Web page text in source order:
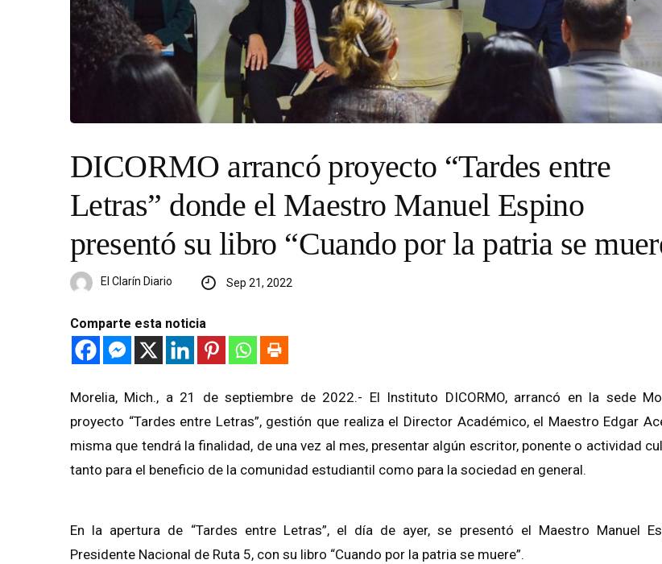
DICORMO arrancó proyecto “Tardes entre
Letras” donde el Maestro Manuel Espino
presentó su libro “Cuando por la patria se
El Clarín Diario Sep 21, 2022
Comparte esta noticia
Morelia, Mich., a 21 de septiembre de 2022.- El Instituto DICORMO, arrancó en la sede
proyecto “Tardes entre Letras”, gestión que realiza el Director Académico, el Maestro Edgar
misma que tendrá la finalidad, de una vez al mes, presentar algún escritor, ponente o actividad
tanto para el beneficio de la comunidad estudiantil como para la sociedad en general.
En la apertura de “Tardes entre Letras”, el día de ayer, se presentó el Maestro Manuel
Presidente Nacional de Ruta 5, con su libro “Cuando por la patria se muere”.